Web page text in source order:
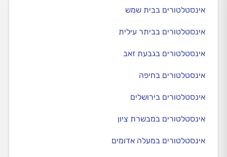
אינסטלטורים בבית שמש
אינסטלטורים בביתר עילית
אינסטלטורים בגבעת זאב
אינסטלטורים בחיפה
אינסטלטורים בירושלים
אינסטלטורים במבשרת ציון
אינסטלטורים במעלה אדומים